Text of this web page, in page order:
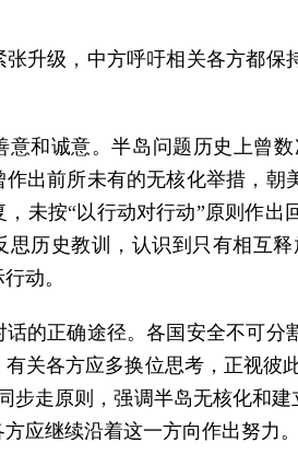
张升级，中方呼吁相关各方都
意和诚意。半岛问题历史上曾
作出前所未有的无核化举措，
未按“以行动对行动”原则作
思历史教训，认识到只有相互
动。
话的正确途径。各国安全不可
关各方应多换位思考，正视彼
步走原则，强调半岛无核化和
应继续沿着这一方向作出努力